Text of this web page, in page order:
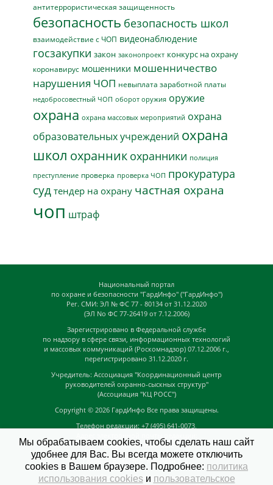
антитеррористическая защищенность
безопасность безопасность школ
взаимодействие с ЧОП видеонаблюдение
госзакупки закон законопроект конкурс на охрану
коронавирус мошенники мошенничество
нарушения ЧОП невыплата заработной платы
недобросовестный ЧОП оборот оружия оружие
охрана охрана массовых мероприятий охрана
образовательных учреждений охрана
школ охранник охранники полиция
преступление проверка проверка ЧОП прокуратура
суд тендер на охрану частная охрана
чоп штраф
Национальный портал
по охране и безопасности "ГардИнфо" ("ГардИнфо")
Рег. СМИ: ЭЛ № ФС 77 - 80134 от 31.12.2020
(ЭЛ No ФС 77-26419 от 7.12.2006)
Зарегистрировано в Федеральной службе
по надзору в сфере связи, информационных технологий
и массовых коммуникаций (Роскомнадзор) 07.12.2006 г.,
перегистрировано 31.12.2020 г.
Учредитель: Ассоциация "Координационный центр
руководителей охранно-сыскных структур"
(Ассоциация "КЦ РОСС")
Copyright © 2026 ГардИнфо Все права защищены.
Телефон редакции: +7 (495) 641-0073,
news@guardinfo.online
Главный редактор: Кузьмин Д.А.
На сайте могут быть размещены
Мы обрабатываем cookies, чтобы сделать наш сайт
удобнее для Вас. Вы всегда можете отключить
cookies в Вашем браузере. Подробнее: политика
использования cookiesи пользовательское